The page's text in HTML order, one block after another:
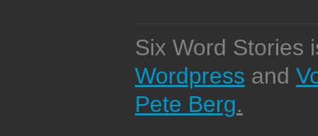
Six Word Stories
Wordpress and
Pete Berg.